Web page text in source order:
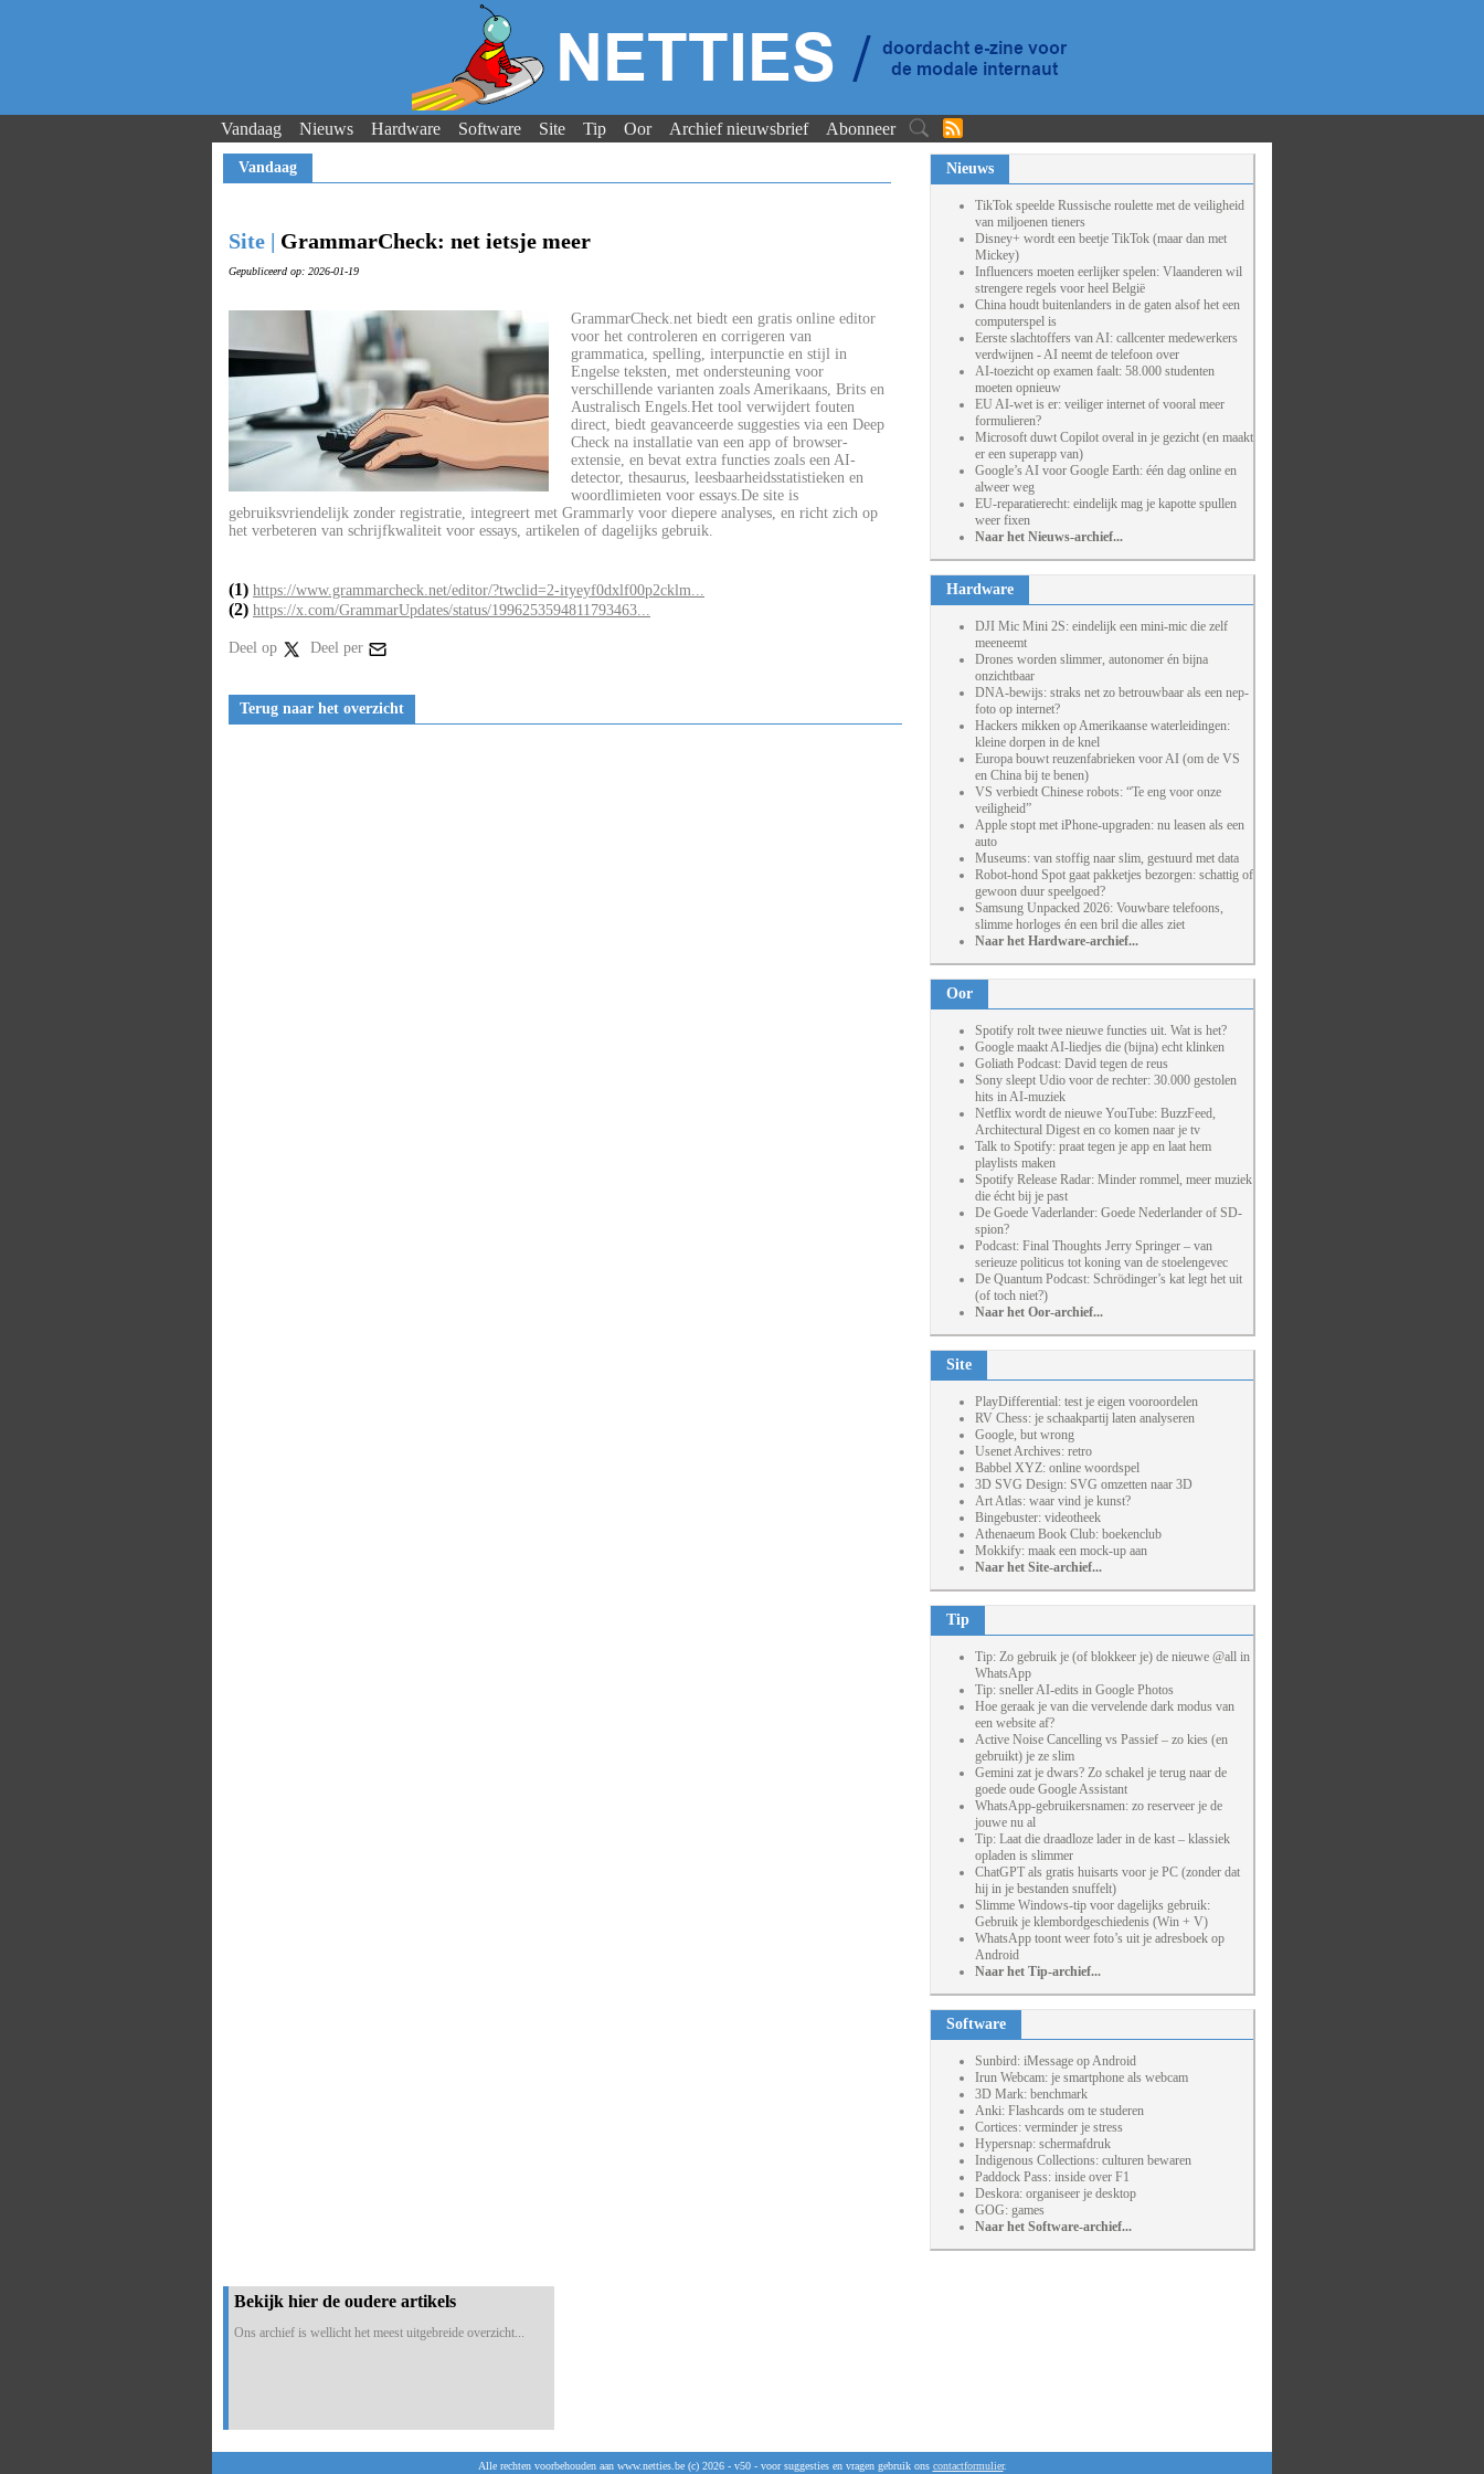
Vandaag Nieuws Hardware Software Site Tip Oor Archief nieuwsbrief Abonneer
Vandaag
Site | GrammarCheck: net ietsje meer
Gepubliceerd op: 2026-01-19
GrammarCheck.net biedt een gratis online editor
voor het controleren en corrigeren van
grammatica, spelling, interpunctie en stijl in
Engelse teksten, met ondersteuning voor
verschillende varianten zoals Amerikaans, Brits en
Australisch Engels.Het tool verwijdert fouten
direct, biedt geavanceerde suggesties via een Deep
Check na installatie van een app of browser-
extensie, en bevat extra functies zoals een AI-
detector, thesaurus, leesbaarheidsstatistieken en
woordlimieten voor essays.De site is
gebruiksvriendelijk zonder registratie, integreert met Grammarly voor diepere analyses, en richt zich op
het verbeteren van schrijfkwaliteit voor essays, artikelen of dagelijks gebruik.
(1) https://www.grammarcheck.net/editor/?twclid=2-ityeyf0dxlf00p2cklm...
(2) https://x.com/GrammarUpdates/status/1996253594811793463...
Deel op Deel per
Terug naar het overzicht
Nieuws
TikTok speelde Russische roulette met de veiligheid
van miljoenen tieners
Disney+ wordt een beetje TikTok (maar dan met
Mickey)
Influencers moeten eerlijker spelen: Vlaanderen wil
strengere regels voor heel België
China houdt buitenlanders in de gaten alsof het een
computerspel is
Eerste slachtoffers van AI: callcenter medewerkers
verdwijnen - AI neemt de telefoon over
AI-toezicht op examen faalt: 58.000 studenten
moeten opnieuw
EU AI-wet is er: veiliger internet of vooral meer
formulieren?
Microsoft duwt Copilot overal in je gezicht (en maakt
er een superapp van)
Google’s AI voor Google Earth: één dag online en
alweer weg
EU-reparatierecht: eindelijk mag je kapotte spullen
weer fixen
Naar het Nieuws-archief...
Hardware
DJI Mic Mini 2S: eindelijk een mini-mic die zelf
meeneemt
Drones worden slimmer, autonomer én bijna
onzichtbaar
DNA-bewijs: straks net zo betrouwbaar als een nep-
foto op internet?
Hackers mikken op Amerikaanse waterleidingen:
kleine dorpen in de knel
Europa bouwt reuzenfabrieken voor AI (om de VS
en China bij te benen)
VS verbiedt Chinese robots: “Te eng voor onze
veiligheid”
Apple stopt met iPhone-upgraden: nu leasen als een
auto
Museums: van stoffig naar slim, gestuurd met data
Robot-hond Spot gaat pakketjes bezorgen: schattig of
gewoon duur speelgoed?
Samsung Unpacked 2026: Vouwbare telefoons,
slimme horloges én een bril die alles ziet
Naar het Hardware-archief...
Oor
Spotify rolt twee nieuwe functies uit. Wat is het?
Google maakt AI-liedjes die (bijna) echt klinken
Goliath Podcast: David tegen de reus
Sony sleept Udio voor de rechter: 30.000 gestolen
hits in AI-muziek
Netflix wordt de nieuwe YouTube: BuzzFeed,
Architectural Digest en co komen naar je tv
Talk to Spotify: praat tegen je app en laat hem
playlists maken
Spotify Release Radar: Minder rommel, meer muziek
die écht bij je past
De Goede Vaderlander: Goede Nederlander of SD-
spion?
Podcast: Final Thoughts Jerry Springer – van
serieuze politicus tot koning van de stoelengevec
De Quantum Podcast: Schrödinger’s kat legt het uit
(of toch niet?)
Naar het Oor-archief...
Site
PlayDifferential: test je eigen vooroordelen
RV Chess: je schaakpartij laten analyseren
Google, but wrong
Usenet Archives: retro
Babbel XYZ: online woordspel
3D SVG Design: SVG omzetten naar 3D
Art Atlas: waar vind je kunst?
Bingebuster: videotheek
Athenaeum Book Club: boekenclub
Mokkify: maak een mock-up aan
Naar het Site-archief...
Tip
Tip: Zo gebruik je (of blokkeer je) de nieuwe @all in
WhatsApp
Tip: sneller AI-edits in Google Photos
Hoe geraak je van die vervelende dark modus van
een website af?
Active Noise Cancelling vs Passief – zo kies (en
gebruikt) je ze slim
Gemini zat je dwars? Zo schakel je terug naar de
goede oude Google Assistant
WhatsApp-gebruikersnamen: zo reserveer je de
jouwe nu al
Tip: Laat die draadloze lader in de kast – klassiek
opladen is slimmer
ChatGPT als gratis huisarts voor je PC (zonder dat
hij in je bestanden snuffelt)
Slimme Windows-tip voor dagelijks gebruik:
Gebruik je klembordgeschiedenis (Win + V)
WhatsApp toont weer foto’s uit je adresboek op
Android
Naar het Tip-archief...
Software
Sunbird: iMessage op Android
Irun Webcam: je smartphone als webcam
3D Mark: benchmark
Anki: Flashcards om te studeren
Cortices: verminder je stress
Hypersnap: schermafdruk
Indigenous Collections: culturen bewaren
Paddock Pass: inside over F1
Deskora: organiseer je desktop
GOG: games
Naar het Software-archief...
Bekijk hier de oudere artikels
Ons archief is wellicht het meest uitgebreide overzicht...
Alle rechten voorbehouden aan www.netties.be (c) 2026 - v50 - voor suggesties en vragen gebruik ons contactformulier.